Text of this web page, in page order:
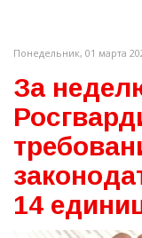
Понедельник, 01 марта
За
14